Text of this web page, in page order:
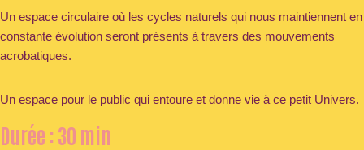
Un espace circulaire où les cycles naturels qui nous maintiennent en
constante évolution seront présents à travers des mouvements
acrobatiques.
Un espace pour le public qui entoure et donne vie à ce petit Univers.
Durée : 30 min